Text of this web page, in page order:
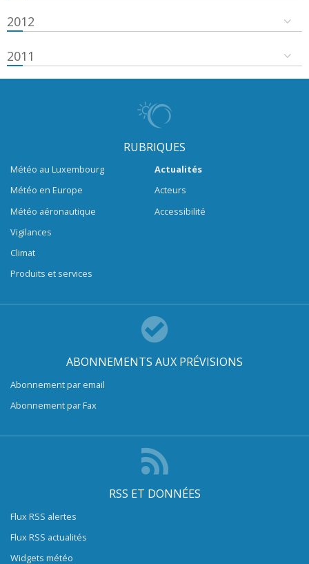
2012
2011
RUBRIQUES
Météo au Luxembourg
Météo en Europe
Météo aéronautique
Vigilances
Climat
Produits et services
Actualités
Acteurs
Accessibilité
ABONNEMENTS AUX PRÉVISIONS
Abonnement par email
Abonnement par Fax
RSS ET DONNÉES
Flux RSS alertes
Flux RSS actualités
Widgets météo